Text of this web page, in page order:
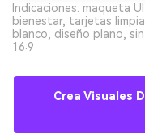
Indicaciones: maqueta
bienestar, tarjetas
blanco, diseño plano,
16:9
Crea Visuales